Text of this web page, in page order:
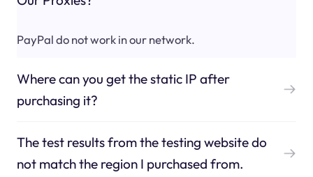
PayPal do not work in our network.
Where can you get the static IP after
purchasing it?
The test results from the testing website do
not match the region I purchased from.